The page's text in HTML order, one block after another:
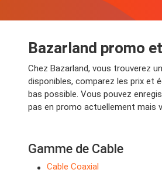
Bazarland promo
Chez Bazarland, vous trouverez
disponibles, comparez les prix et
bas possible. Vous pouvez
pas en promo actuellement mais
Gamme de Cable
Cable Coaxial